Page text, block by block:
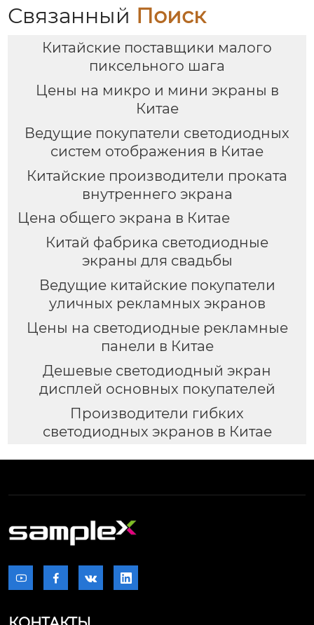
Связанный Поиск
Китайские поставщики малого
пиксельного шага
Цены на микро и мини экраны в
Китае
Ведущие покупатели светодиодных
систем отображения в Китае
Китайские производители проката
внутреннего экрана
Цена общего экрана в Китае
Китай фабрика светодиодные
экраны для свадьбы
Ведущие китайские покупатели
уличных рекламных экранов
Цены на светодиодные рекламные
панели в Китае
Дешевые светодиодный экран
дисплей основных покупателей
Производители гибких
светодиодных экранов в Китае
   